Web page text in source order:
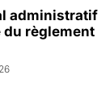
administratif
règlement